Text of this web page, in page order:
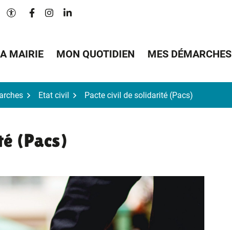
Paramètres d'accessibilité
Lien vers le compte Facebook
Lien vers le compte Instagram
Lien vers le compte Linkedin
MAIRIE MON QUOTIDIEN MES DÉMARCHES
Etat civil Pacte civil de solidarité (Pacs)
(Pacs)